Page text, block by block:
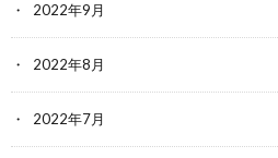
2022年9月
2022年8月
2022年7月